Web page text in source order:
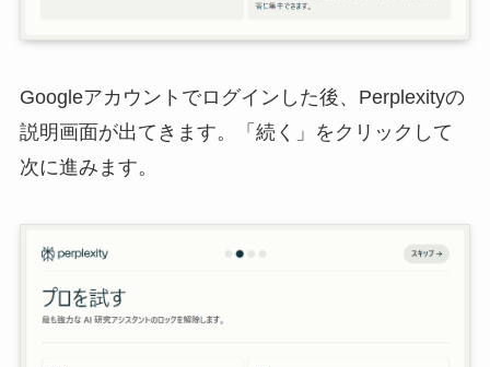
Googleアカウントでログインした後、Perplexityの
説明画面が出てきます。「続く」をクリックして
次に進みます。